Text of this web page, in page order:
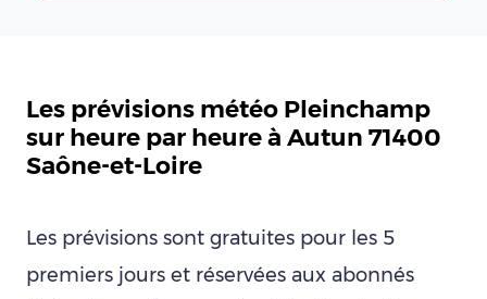
Les prévisions météo Pleinchamp
sur heure par heure à Autun 71400
Saône-et-Loire
Les prévisions sont gratuites pour les 5
premiers jours et réservées aux abonnés